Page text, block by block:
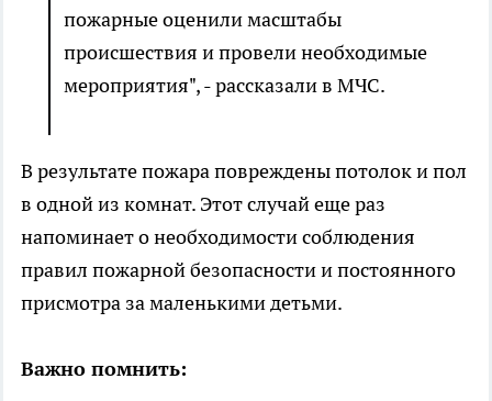
пожарные оценили масштабы
происшествия и провели необходимые
мероприятия", - рассказали в МЧС.
В результате пожара повреждены потолок и пол
в одной из комнат. Этот случай еще раз
напоминает о необходимости соблюдения
правил пожарной безопасности и постоянного
присмотра за маленькими детьми.
Важно помнить: